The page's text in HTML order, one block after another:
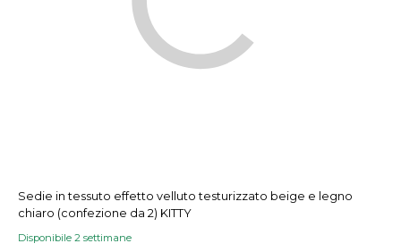
Sedie in tessuto effetto velluto testurizzato beige e legno
chiaro (confezione da 2) KITTY
Disponibile 2 settimane